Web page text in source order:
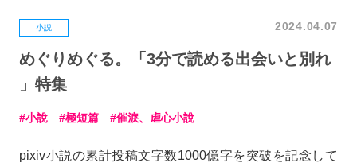
小説 2024.04.07
めぐりめぐる。「3分で読める出会いと別れ
」特集
小說 極短篇 催淚、虐心小說
pixiv小説の累計投稿文字数1000億字を突破を記念して